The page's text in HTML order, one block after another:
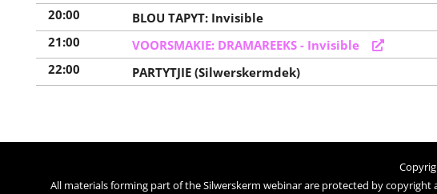
20:00
BLOU TAPYT: Invisible
21:00
VOORSMAKIE: DRAMAREEKS - Invisible
22:00
PARTYTJIE (Silwerskermdek)
All materials forming part of the Silwerskerm webinar are protected by